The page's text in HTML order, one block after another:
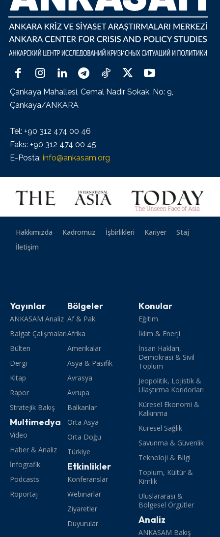
Çankaya Mahallesi, Cemal Nadir Sokak, No: 9,
Çankaya/ANKARA
Tel: +90 312 474 00 46
Faks: +90 312 474 00 45
E-Posta: info@ankasam.org
Hakkımızda Kadromuz İşbirlikleri Kariyer
Staj
İletişim
Yayınlar
ANKASAM Analiz
Balgat Çalışmaları
Bülten
Dergi
Kitap
Rapor
Stratejik Bakış
Multimedya
Video
Haber & Analiz
İnfografik
Podcasts
Röportaj
Bölgeler
Af & Pak
Afrika
Amerikalar
Asya & Pasifik
Avrasya
Avrupa
Balkanlar
Orta Asya
Orta Doğu
Türkiye
Etkinlikler
Konferanslar
Webinarlar
Ziyaretler
Duyurular
Konular
Eğitim
İklim & Enerji
İnsan Hakları,
Demokrasi & Sivil
Toplum
Jeopolitik, Lojistik &
Ulaştırma Koridorları
Küresel Ekonomi &
Kalkınma
Küresel Sağlık
Savunma & Güvenlik
Teknoloji & Bilgi
Toplum, Kültür &
Kimlik
Uluslararası &
Bölgesel Örgütler
Analiz
ANKASAM Bakış